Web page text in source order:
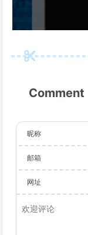
Comment
昵称
邮箱
网址